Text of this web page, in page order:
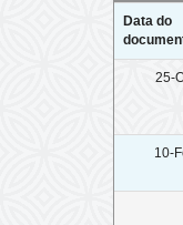
Data do
25-
10-